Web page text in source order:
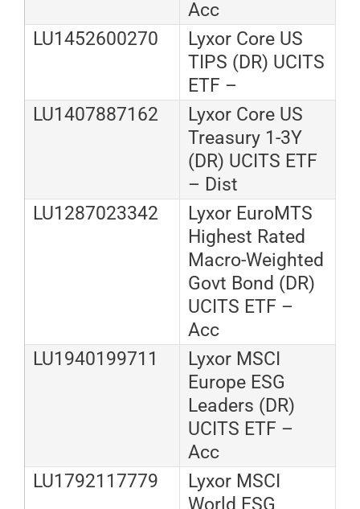
Acc
LU1452600270
Lyxor Core US
TIPS (DR) UCITS
ETF –
LU1407887162
Lyxor Core US
Treasury 1-3Y
(DR) UCITS ETF
– Dist
LU1287023342
Lyxor EuroMTS
Highest Rated
Macro-Weighted
Govt Bond (DR)
UCITS ETF –
Acc
LU1940199711
Lyxor MSCI
Europe ESG
Leaders (DR)
UCITS ETF –
Acc
LU1792117779
Lyxor MSCI
World ESG